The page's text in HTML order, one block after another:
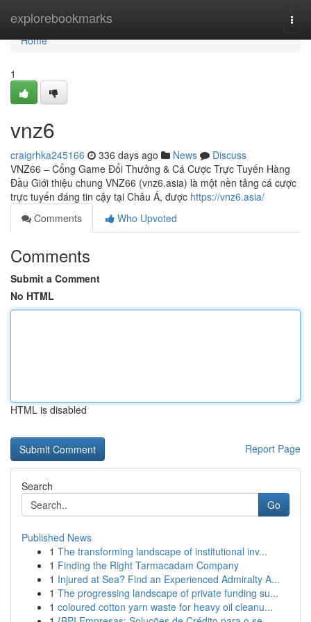
explorebookmarks
Home
Home
1
vnz6
craigrhka245166 336 days ago News
Discuss
VNZ66 – Cổng Game Đổi Thưởng & Cá Cược Trực Tuyến Hàng
Đầu Giới thiệu chung VNZ66 (vnz6.asia) là một nền tảng cá cược
trực tuyến đáng tin cậy tại Châu Á, được https://vnz6.asia/
Comments
Who Upvoted
Comments
Submit a Comment
No HTML
HTML is disabled
Report Page
Search
Go
Published News
1 The transforming landscape of institutional inv...
1 Finding the Right Tarmacadam Company
1 Injured at Sea? Find an Experienced Admiralty A...
1 The progressing landscape of private funding su...
1 coloured cotton yarn waste for heavy oil cleanu...